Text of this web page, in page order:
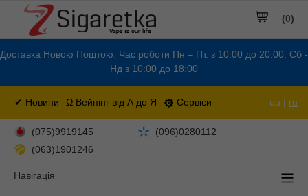
Доставка Новою Поштою. Час роботи Пн – Пт. з 10:00 до 20:00. Сб -
Нд з 10:00 до 18:00
✔ Новини Ω Вейпінг від А до Я Сервіси ua | ru
(0)
(075)9919145
(096)0280112
(063)1901246
Навігація